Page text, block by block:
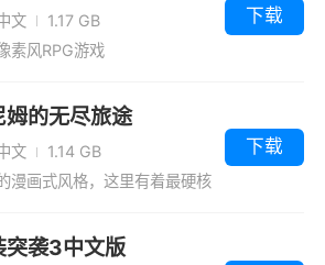
文
1.17 GB
素风RPG游戏
下载
姆的无尽旅途
文
1.14 GB
漫画式风格，这里有着最硬核
下载
突袭3中文版